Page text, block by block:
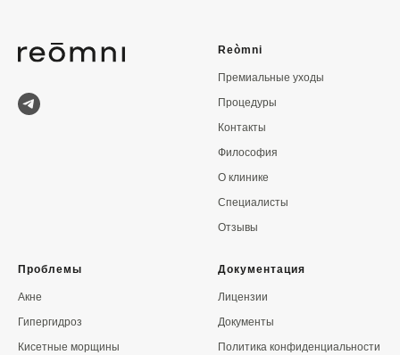
Reòmni
Премиальные уходы
Процедуры
Контакты
Философия
О клинике
Специалисты
Отзывы
Проблемы
Акне
Гипергидроз
Кисетные морщины
Документация
Лицензии
Документы
Политика конфиденциальности